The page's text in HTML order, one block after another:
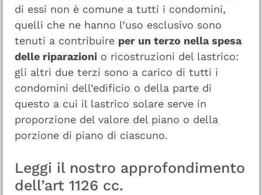
di essi non è comune a tutti i condomini,
quelli che ne hanno l’uso esclusivo sono
tenuti a contribuire per un terzo nella spesa
delle riparazioni o ricostruzioni del lastrico:
gli altri due terzi sono a carico di tutti i
condomini dell’edificio o della parte di
questo a cui il lastrico solare serve in
proporzione del valore del piano o della
porzione di piano di ciascuno.
Leggi il nostro approfondimento
dell’art 1126 cc.